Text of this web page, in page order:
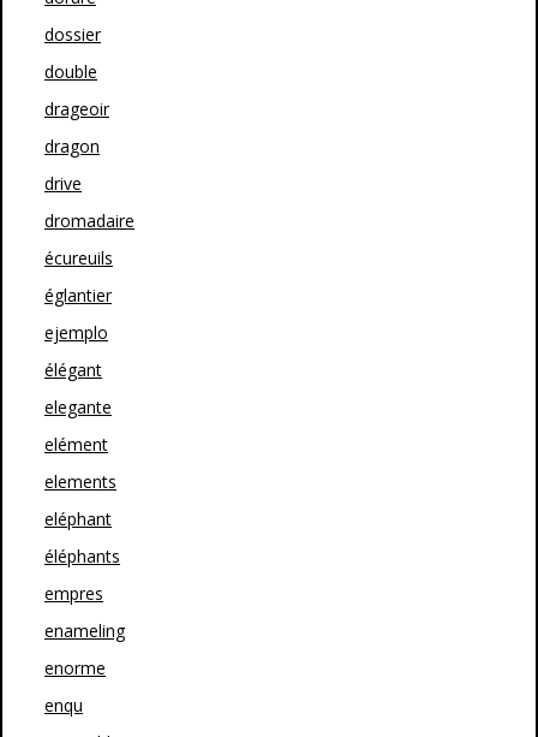
dossier
double
drageoir
dragon
drive
dromadaire
écureuils
églantier
ejemplo
élégant
elegante
elément
elements
eléphant
éléphants
empres
enameling
enorme
enqu